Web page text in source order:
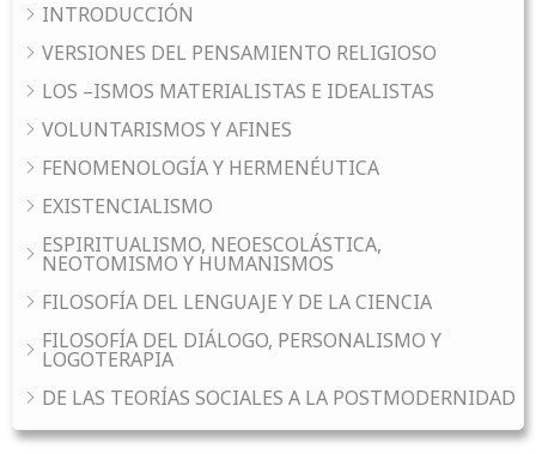
INTRODUCCIÓN
VERSIONES DEL PENSAMIENTO RELIGIOSO
LOS –ISMOS MATERIALISTAS E IDEALISTAS
VOLUNTARISMOS Y AFINES
FENOMENOLOGÍA Y HERMENÉUTICA
EXISTENCIALISMO
ESPIRITUALISMO, NEOESCOLÁSTICA,
NEOTOMISMO Y HUMANISMOS
FILOSOFÍA DEL LENGUAJE Y DE LA CIENCIA
FILOSOFÍA DEL DIÁLOGO, PERSONALISMO Y
LOGOTERAPIA
DE LAS TEORÍAS SOCIALES A LA POSTMODERNIDAD